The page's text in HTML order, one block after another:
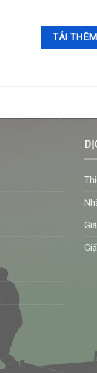
TẢI THÊM